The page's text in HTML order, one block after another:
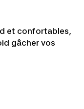
et confortables,
gâcher vos